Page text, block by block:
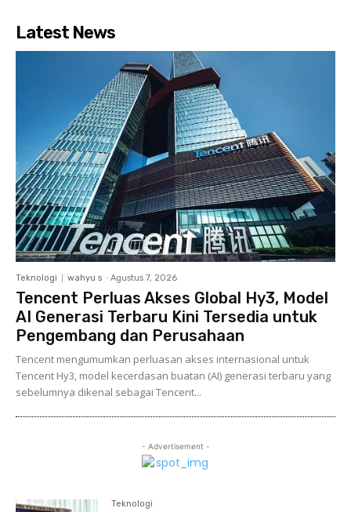
Latest News
Teknologi wahyu s - Agustus 7, 2026
Tencent Perluas Akses Global Hy3, Model
AI Generasi Terbaru Kini Tersedia untuk
Pengembang dan Perusahaan
Tencent mengumumkan perluasan akses internasional untuk
Tencent Hy3, model kecerdasan buatan (AI) generasi terbaru yang
sebelumnya dikenal sebagai Tencent...
- Advertisement -
Teknologi